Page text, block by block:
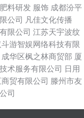
料研发 服饰 成都汾平
公司
凡佳文化传播
限公司 江苏天宇波纹
游智娱网络科技有限
成华区枫之林商贸部 厦
术服务有限公司
日用
贸有限公司 滕州市友
司